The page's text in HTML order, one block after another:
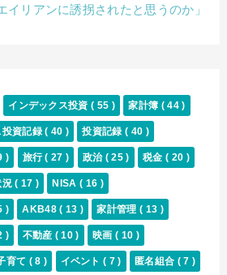
イリアンに誘拐されたと思うのか」
インデックス投資( 55 ) 家計簿 ( 44 )
投資記録( 40 ) 投資記録( 40 )
) 旅行( 27 ) 政治 ( 25 ) 税金 ( 20 )
況( 17 ) NISA( 16 )
) AKB48( 13 ) 家計管理( 13 )
) 不動産 ( 10 ) 映画( 10 )
育て ( 8 ) イベント( 7 ) 匿名組合 ( 7 )